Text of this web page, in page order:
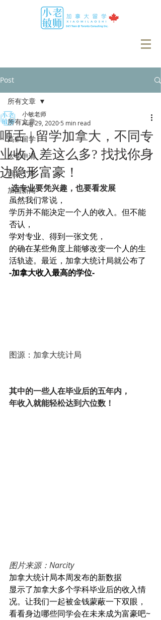
Post
所有文章
高中留学
大学申请
留学个案
加国新闻
所有文章
咂舌 | 留学加拿大，不同专
业收入差这么多? 找找你身
边隐形富豪！
小敏老师
Aug 29, 2020 5 min read
选专业要凭兴趣，也要看发展
虽然我们常说，
学历并不能决定一个人的收入。但不能
否认，
学对专业、得到一张文凭，
的确在某些角度上能够改变一个人的生
活轨迹。最近，加拿大统计局就公布了
-加拿大收入最高的学位-
图源：加拿大统计局
其中的一些人在毕业后的五年内，
年收入就能轻松达到六位数！
图片来源：Narcity
加拿大统计局本周发布的新数据
显示了加拿大多个学科毕业后的收入情
况。让我们一起被金钱蒙蔽一下双眼，
看看身边哪些同学会在未来成为富豪吧~